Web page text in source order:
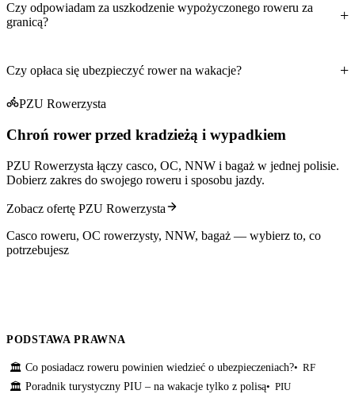
Czy odpowiadam za uszkodzenie wypożyczonego roweru za
granicą?
Czy opłaca się ubezpieczyć rower na wakacje?
PZU Rowerzysta
Chroń rower przed kradzieżą i wypadkiem
PZU Rowerzysta łączy casco, OC, NNW i bagaż w jednej polisie.
Dobierz zakres do swojego roweru i sposobu jazdy.
Zobacz ofertę PZU Rowerzysta
Casco roweru, OC rowerzysty, NNW, bagaż — wybierz to, co
potrzebujesz
PODSTAWA PRAWNA
🏛 Co posiadacz roweru powinien wiedzieć o ubezpieczeniach?
RF
🏛 Poradnik turystyczny PIU – na wakacje tylko z polisą
PIU